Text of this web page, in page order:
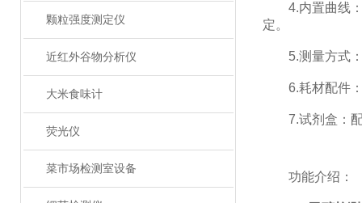
颗粒强度测定仪
近红外谷物分析仪
大米食味计
荧光仪
菜市场检测室设备
4.内置曲线：
定。
5.测量方式：
6.耗材配件：
7.试剂盒：配
功能介绍：